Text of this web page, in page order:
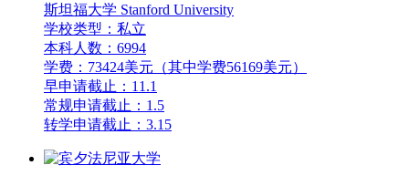
斯坦福大学 Stanford University
学校类型：私立
本科人数：6994
学费：73424美元（其中学费56169美元）
早申请截止：11.1
常规申请截止：1.5
转学申请截止：3.15